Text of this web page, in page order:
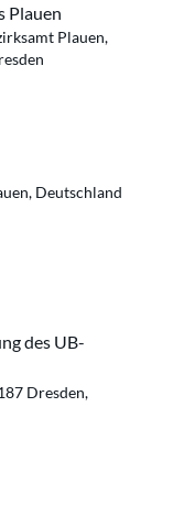
Plauen
Plauen,
Deutschland
des UB-
Dresden,